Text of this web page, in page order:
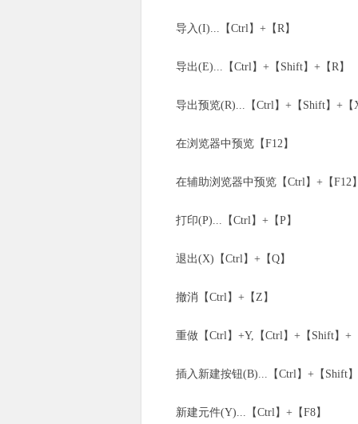
导入(I)...【Ctrl】+【R】
导出(E)...【Ctrl】+【Shift】+【R】
导出预览(R)...【Ctrl】+【Shift】+【
在浏览器中预览【F12】
在辅助浏览器中预览【Ctrl】+【F12
打印(P)...【Ctrl】+【P】
退出(X)【Ctrl】+【Q】
撤消【Ctrl】+【Z】
重做【Ctrl】+Y,【Ctrl】+【Shift】+
插入新建按钮(B)...【Ctrl】+【Shift】
新建元件(Y)...【Ctrl】+【F8】